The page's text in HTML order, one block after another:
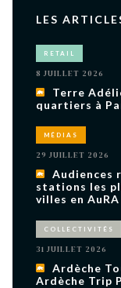
de
sur
LES
RETAIL
8 JUILLET 2026
Terre
quartiers à
MÉDIAS
29 JUILLET 2026
Audiences
stations les
villes en AuRA
COLLECTIVITÉS
31 JUILLET 2026
Ardèche
Ardèche Trip